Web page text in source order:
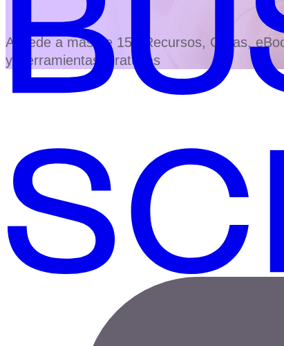
Accede a más de 150 Recursos, Guías,
y Herramientas Gratuitas